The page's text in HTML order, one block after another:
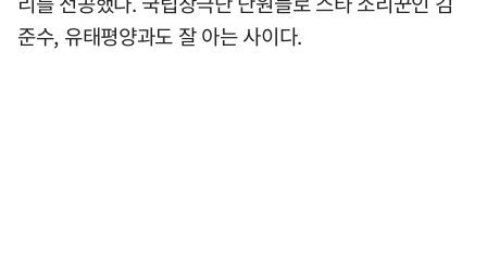
준수, 유태평양과도 잘 아는 사이다.